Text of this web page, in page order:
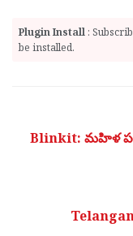
Plugin Install :
be installed.
Blinkit: మహిళ